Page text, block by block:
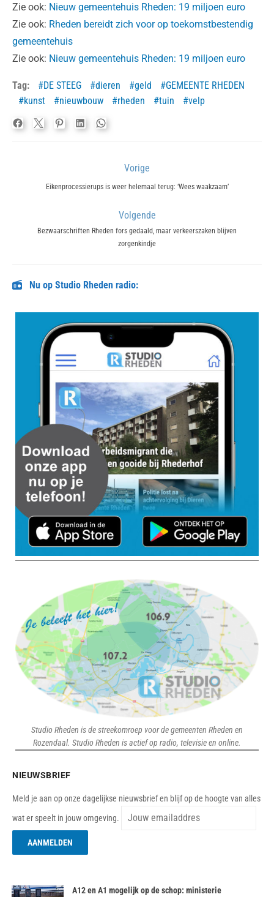
Zie ook: Nieuw gemeentehuis Rheden: 19 miljoen euro
Zie ook: Rheden bereidt zich voor op toekomstbestendig
gemeentehuis
Zie ook: Nieuw gemeentehuis Rheden: 19 miljoen euro
Tag: DE STEEG dieren geld
GEMEENTE RHEDEN
kunst
nieuwbouw rheden tuin velp
navigatie
Vorige
Previous
Eikenprocessierups is weer helemaal terug: ‘Wees waakzaam’
Volgende
Bezwaarschriften Rheden fors gedaald, maar verkeerszaken blijven
zorgenkindje
Nu op Studio Rheden radio:
Studio Rheden is de streekomroep voor de gemeenten Rheden en
Rozendaal. Studio Rheden is actief op radio, televisie en online.
NIEUWSBRIEF
Meld je aan op onze dagelijkse nieuwsbrief en blijf op de hoogte van alles
wat er speelt in jouw omgeving.
A12 en A1 mogelijk op de schop: ministerie